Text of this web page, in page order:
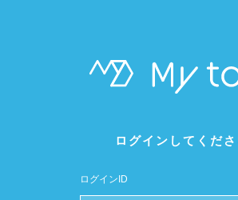
ログインしてくださ
ログインID